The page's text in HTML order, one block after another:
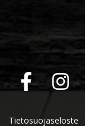
Tietosuojaseloste